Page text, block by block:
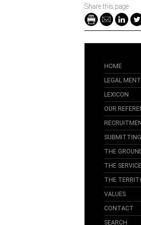
Share this page
HOME
LEGAL
LEXICON
OUR
THE
THE
THE
VALUES
CONTACT
SEARCH